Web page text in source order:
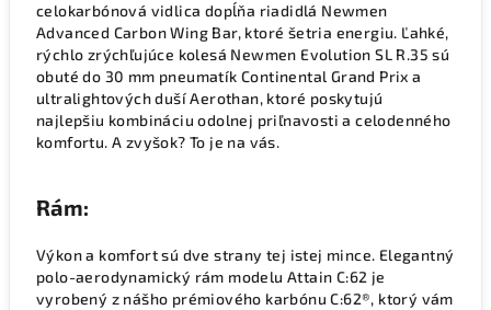
celokarbónová vidlica dopĺňa riadidlá Newmen
Advanced Carbon Wing Bar, ktoré šetria energiu. Ľahké,
rýchlo zrýchľujúce kolesá Newmen Evolution SL R.35 sú
obuté do 30 mm pneumatík Continental Grand Prix a
ultralightových duší Aerothan, ktoré poskytujú
najlepšiu kombináciu odolnej priľnavosti a celodenného
komfortu. A zvyšok? To je na vás.
Rám:
Výkon a komfort sú dve strany tej istej mince. Elegantný
polo-aerodynamický rám modelu Attain C:62 je
vyrobený z nášho prémiového karbónu C:62®, ktorý vám